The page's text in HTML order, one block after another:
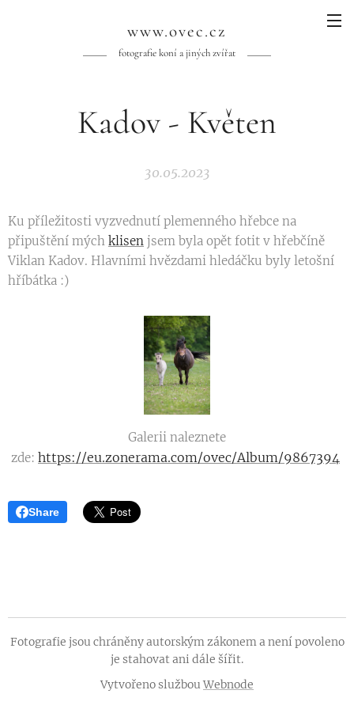
www.ovec.cz
fotografie koní a jiných zvířat
Kadov - Květen
30.05.2023
Ku příležitosti vyzvednutí plemenného hřebce na
připuštění mých klisen jsem byla opět fotit v hřebčíně
Viklan Kadov. Hlavními hvězdami hledáčku byly letošní
hříbátka :)
Galerii naleznete
zde: https://eu.zonerama.com/ovec/Album/9867394
Share
Fotografie jsou chráněny autorským zákonem a není povoleno
je stahovat ani dále šířit.
Vytvořeno službouWebnode